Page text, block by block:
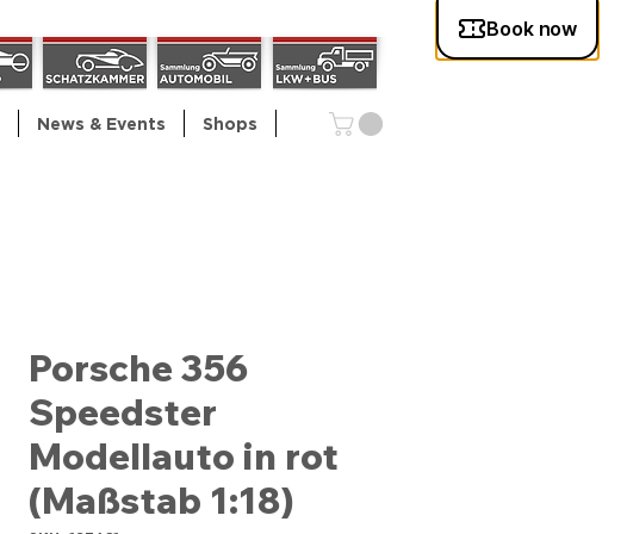
News & Events Shops
Porsche 356
Speedster
Modellauto in rot
(Maßstab 1:18)